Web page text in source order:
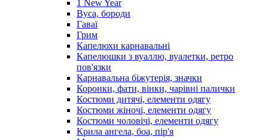
1 New Year
Вуса, бороди
Гаваї
Грим
Капелюхи карнавальні
Капелюшки з вуаллю, вуалетки, ретро
пов'язки
Карнавальна біжутерія, значки
Коронки, фати, вінки, чарівні палички
Костюми дитячі, елементи одягу
Костюми жіночі, елементи одягу
Костюми чоловічі, елементи одягу
Крила ангела, боа, пір'я